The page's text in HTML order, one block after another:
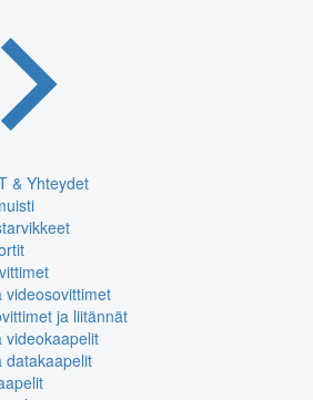
& Yhteydet
videosovittimet
ja liitännät
videokaapelit
datakaapelit